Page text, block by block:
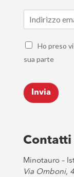
m
*
C
e
k
b
o
s
*
Ho preso
sua parte
Invia
Minotauro –
Via Omboni,